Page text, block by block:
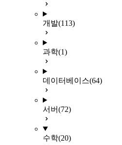
개발(113)
과학(1)
데이터베이스(64)
서버(72)
수학(20)